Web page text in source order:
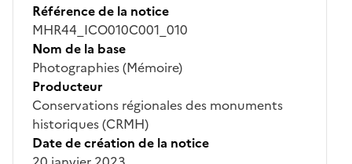
Référence de la notice
MHR44_ICO010C001_010
Nom de la base
Photographies (Mémoire)
Producteur
Conservations régionales des monuments
historiques (CRMH)
Date de création de la notice